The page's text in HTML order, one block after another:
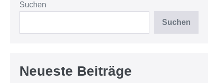
Suchen
Suchen
Neueste Beiträge